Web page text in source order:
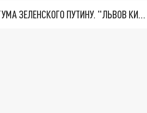
НОВОЕ МАСШТАБНЕЙШЕЕ НАСТУПЛЕНИЕ. ТРИ УЛЬТИМАТУМА ЗЕЛЕНСКОГО ПУТИНУ. "ЛЬВОВ КИМА" ПОСТАВЯТ НА ПВО? ГЛОБАЛЬНЫЙ ПРОРЫВ ПОД ЗАПОРОЖЬЕМ